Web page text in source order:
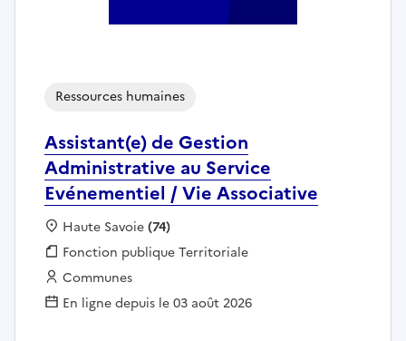
Assistant(e) de Gestion
Administrative au Service
Evénementiel / Vie Associative
Ressources humaines
Localisation :
Haute Savoie(74)
Fonction publique :
Fonction publique Territoriale
Employeur :
Communes
En ligne depuis le 03 août 2026